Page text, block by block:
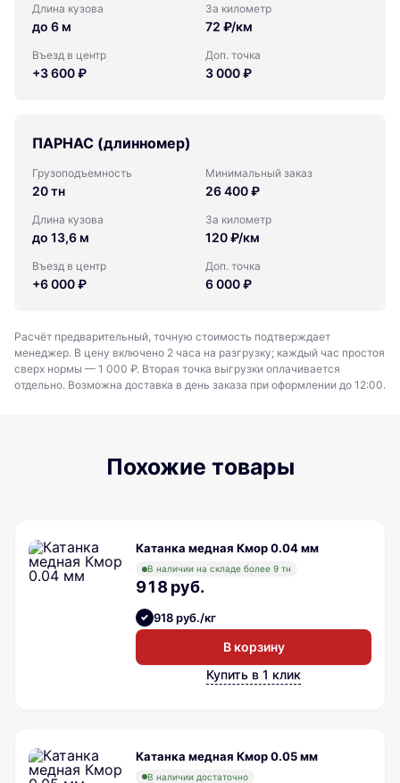
Длина кузова
до 6 м
За километр
72 ₽/км
Въезд в центр
+3 600 ₽
Доп. точка
3 000 ₽
ПАРНАС (длинномер)
Грузоподъемность
20 тн
Минимальный заказ
26 400 ₽
Длина кузова
до 13,6 м
За километр
120 ₽/км
Въезд в центр
+6 000 ₽
Доп. точка
6 000 ₽
Расчёт предварительный, точную стоимость подтверждает
менеджер. В цену включено 2 часа на разгрузку; каждый час простоя
сверх нормы — 1 000 ₽. Вторая точка выгрузки оплачивается
отдельно. Возможна доставка в день заказа при оформлении до 12:00.
Похожие товары
Катанка медная Кмор 0.04 мм
В наличии на складе более 9 тн
918 руб.
918 руб./кг
В корзину
Купить в 1 клик
Катанка медная Кмор 0.05 мм
В наличии достаточно